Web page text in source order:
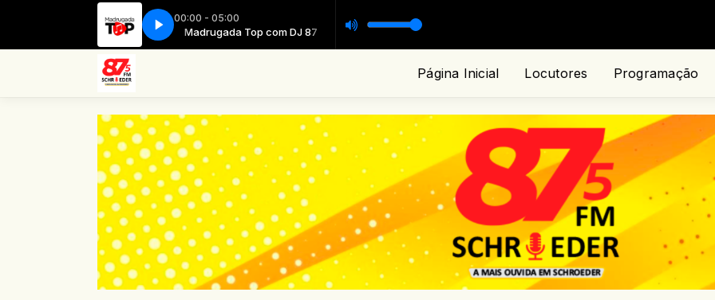
00:00 - 05:00
Madrugada Top com DJ 87 Madrugada Top com DJ 87
Página Inicial Locutores Programação